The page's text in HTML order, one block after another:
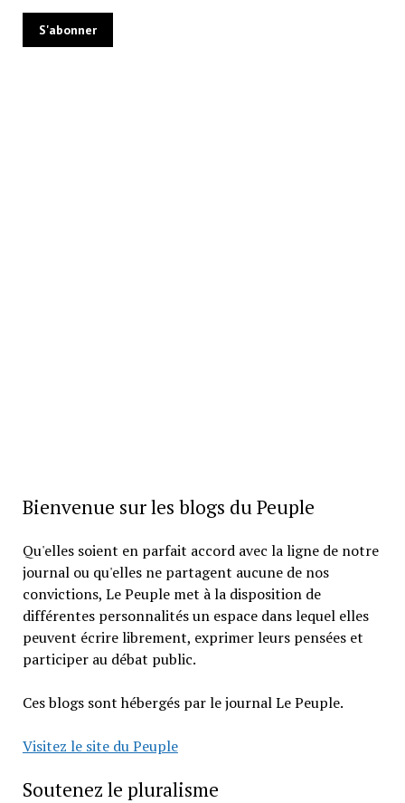
Bienvenue sur les blogs du Peuple
Qu'elles soient en parfait accord avec la ligne de notre
journal ou qu'elles ne partagent aucune de nos
convictions, Le Peuple met à la disposition de
différentes personnalités un espace dans lequel elles
peuvent écrire librement, exprimer leurs pensées et
participer au débat public.
Ces blogs sont hébergés par le journal Le Peuple.
Visitez le site du Peuple
Soutenez le pluralisme